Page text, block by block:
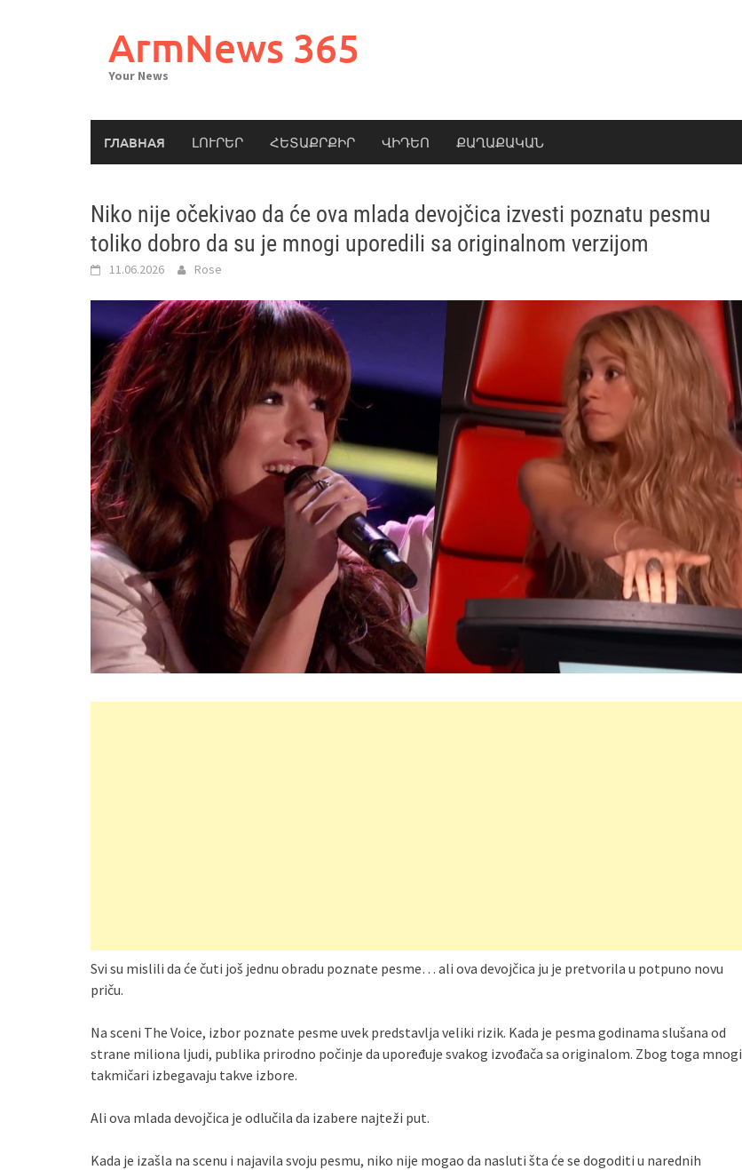
ArmNews 365
Your News
ГЛАВНАЯ ԼՈՒՐԵՐ ՀԵՏԱՔՐՔԻՐ ՎԻԴԵՈ ՔԱՂԱՔԱԿԱՆ
Niko nije očekivao da će ova mlada devojčica izvesti poznatu pesmu
toliko dobro da su je mnogi uporedili sa originalnom verzijom
11.06.2026 Rose
Svi su mislili da će čuti još jednu obradu poznate pesme… ali ova devojčica ju je pretvorila u potpuno novu
priču.
Na sceni The Voice, izbor poznate pesme uvek predstavlja veliki rizik. Kada je pesma godinama slušana od
strane miliona ljudi, publika prirodno počinje da upoređuje svakog izvođača sa originalom. Zbog toga mnogi
takmičari izbegavaju takve izbore.
Ali ova mlada devojčica je odlučila da izabere najteži put.
Kada je izašla na scenu i najavila svoju pesmu, niko nije mogao da nasluti šta će se dogoditi u narednih